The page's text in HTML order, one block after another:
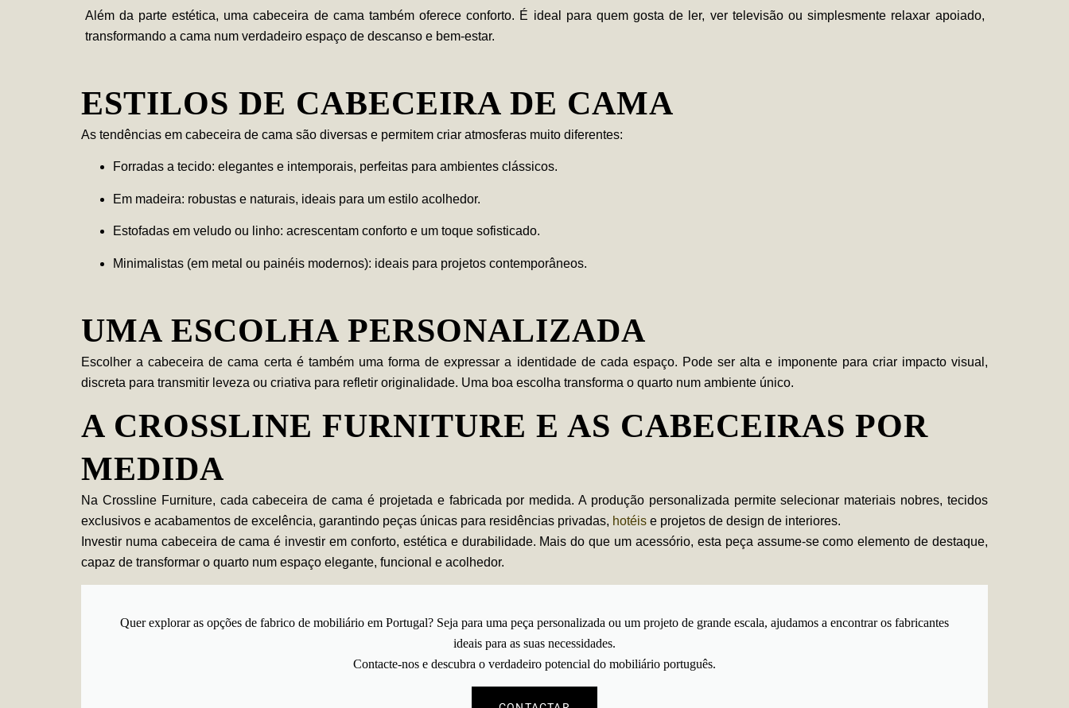
Além da parte estética, umacabeceira de cama também oferece conforto. É ideal para quem gosta de ler, ver televisão ou simplesmente relaxar apoiado,
transformando a cama num verdadeiro espaço de descanso e bem-estar.
ESTILOS DE CABECEIRA DE CAMA
As tendências em cabeceira de cama são diversas e permitem criar atmosferas muito diferentes:
Forradas a tecido: elegantes e intemporais, perfeitas para ambientes clássicos.
Em madeira: robustas e naturais, ideais para um estilo acolhedor.
Estofadas em veludo ou linho: acrescentam conforto e um toque sofisticado.
Minimalistas (em metal ou painéis modernos): ideais para projetos contemporâneos.
UMA ESCOLHA PERSONALIZADA
Escolher acabeceira de cama certa é também uma forma de expressar a identidade de cada espaço. Pode ser alta e imponente para criar impacto visual,
discreta para transmitir leveza ou criativa para refletir originalidade. Uma boa escolha transforma o quarto num ambiente único.
A CROSSLINE FURNITURE E AS CABECEIRAS POR
MEDIDA
Na Crossline Furniture, cadacabeceira de cama é projetada e fabricada por medida. A produção personalizada permite selecionar materiais nobres, tecidos
exclusivos e acabamentos de excelência, garantindo peças únicas para residências privadas, hotéis e projetos de design de interiores.
Investir numa cabeceira de cama é investir em conforto, estética e durabilidade. Mais do que um acessório, esta peça assume-se como elemento de destaque,
capaz de transformar o quarto num espaço elegante, funcional e acolhedor.
Quer explorar as opções de fabrico de mobiliário em Portugal? Seja para uma peça personalizada ou um projeto de grande escala, ajudamos a encontrar os fabricantes
ideais para as suas necessidades.
Contacte-nos e descubra o verdadeiro potencial do mobiliário português.